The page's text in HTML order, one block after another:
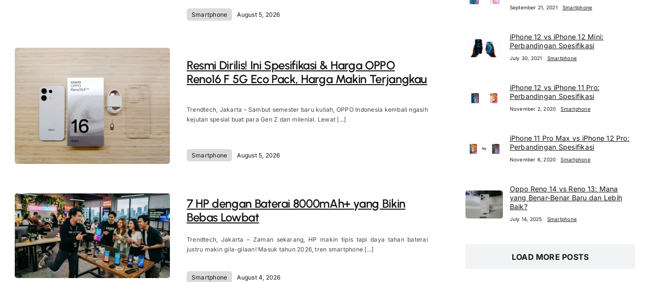
Smartphone August 5, 2026
Resmi Dirilis! Ini Spesifikasi & Harga OPPO
Reno16 F 5G Eco Pack, Harga Makin Terjangkau
Trendtech, Jakarta – Sambut semester baru kuliah, OPPO Indonesia kembali ngasih
kejutan spesial buat para Gen Z dan milenial. Lewat [...]
Smartphone August 5, 2026
7 HP dengan Baterai 8000mAh+ yang Bikin
Bebas Lowbat
Trendtech, Jakarta – Zaman sekarang, HP makin tipis tapi daya tahan baterai
justru makin gila-gilaan! Masuk tahun 2026, tren smartphone [...]
Smartphone August 4, 2026
September 21, 2021 Smartphone
iPhone 12 vs iPhone 12 Mini:
Perbandingan Spesifikasi
July 30, 2021 Smartphone
iPhone 12 vs iPhone 11 Pro:
Perbandingan Spesifikasi
November 2, 2020 Smartphone
iPhone 11 Pro Max vs iPhone 12 Pro:
Perbandingan Spesifikasi
November 6, 2020 Smartphone
Oppo Reno 14 vs Reno 13: Mana
yang Benar-Benar Baru dan Lebih
Baik?
July 14, 2025 Smartphone
LOAD MORE POSTS